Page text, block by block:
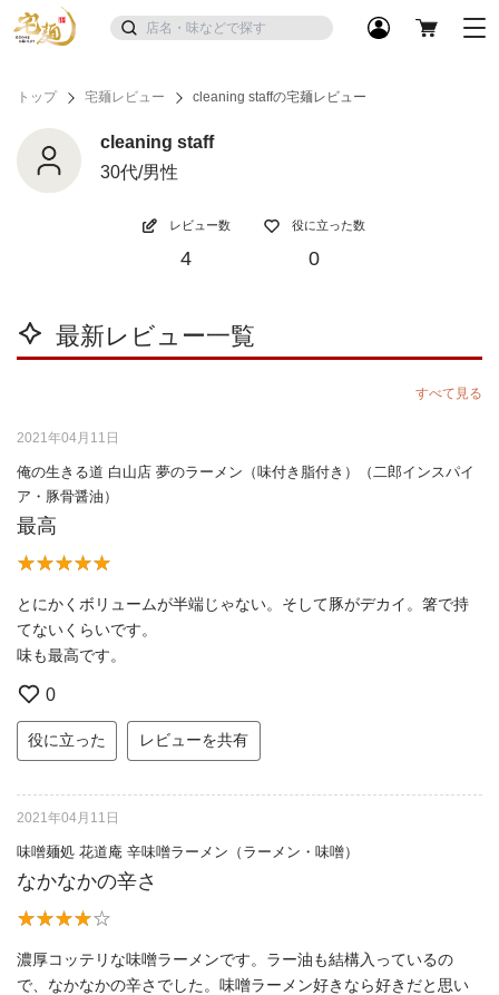
トップ 宅麺レビュー cleaning staffの宅麺レビュー
cleaning staff
30代/男性
レビュー数
4
役に立った数
0
最新レビュー一覧
すべて見る
2021年04月11日
俺の生きる道 白山店 夢のラーメン（味付き脂付き）（二郎インスパイ
ア・豚骨醤油）
最高
とにかくボリュームが半端じゃない。そして豚がデカイ。箸で持
てないくらいです。
味も最高です。
0
役に立った レビューを共有
2021年04月11日
味噌麺処 花道庵 辛味噌ラーメン（ラーメン・味噌）
なかなかの辛さ
濃厚コッテリな味噌ラーメンです。ラー油も結構入っているの
で、なかなかの辛さでした。味噌ラーメン好きなら好きだと思い